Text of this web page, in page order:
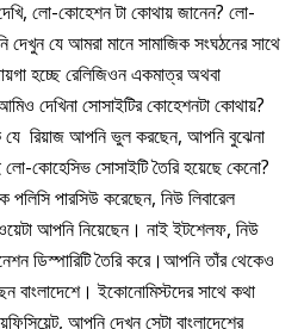
লো-কোহেশন টা কোথায় জানেন? লো-
যে আমরা মানে সামাজিক সংঘঠনের সাথে
হচ্ছে রেলিজিওন একমাত্র অথবা
দেখিনা সোসাইটির কোহেশনটা কোথায়?
রিয়াজ আপনি ভুল করছেন, আপনি বুঝেনা
কোহেসিভ সোসাইটি তৈরি হয়েছে কেনো?
পারসিউ করেছেন, নিউ লিবারেল
আপনি নিয়েছেন। নাই ইটশেলফ, নিউ
ডিস্পারিটি তৈরি করে।আপনি তাঁর থেকেও
বাংলাদেশে। ইকোনোমিস্টদের সাথে কথা
আপনি দেখুন সেটা বাংলাদেশের